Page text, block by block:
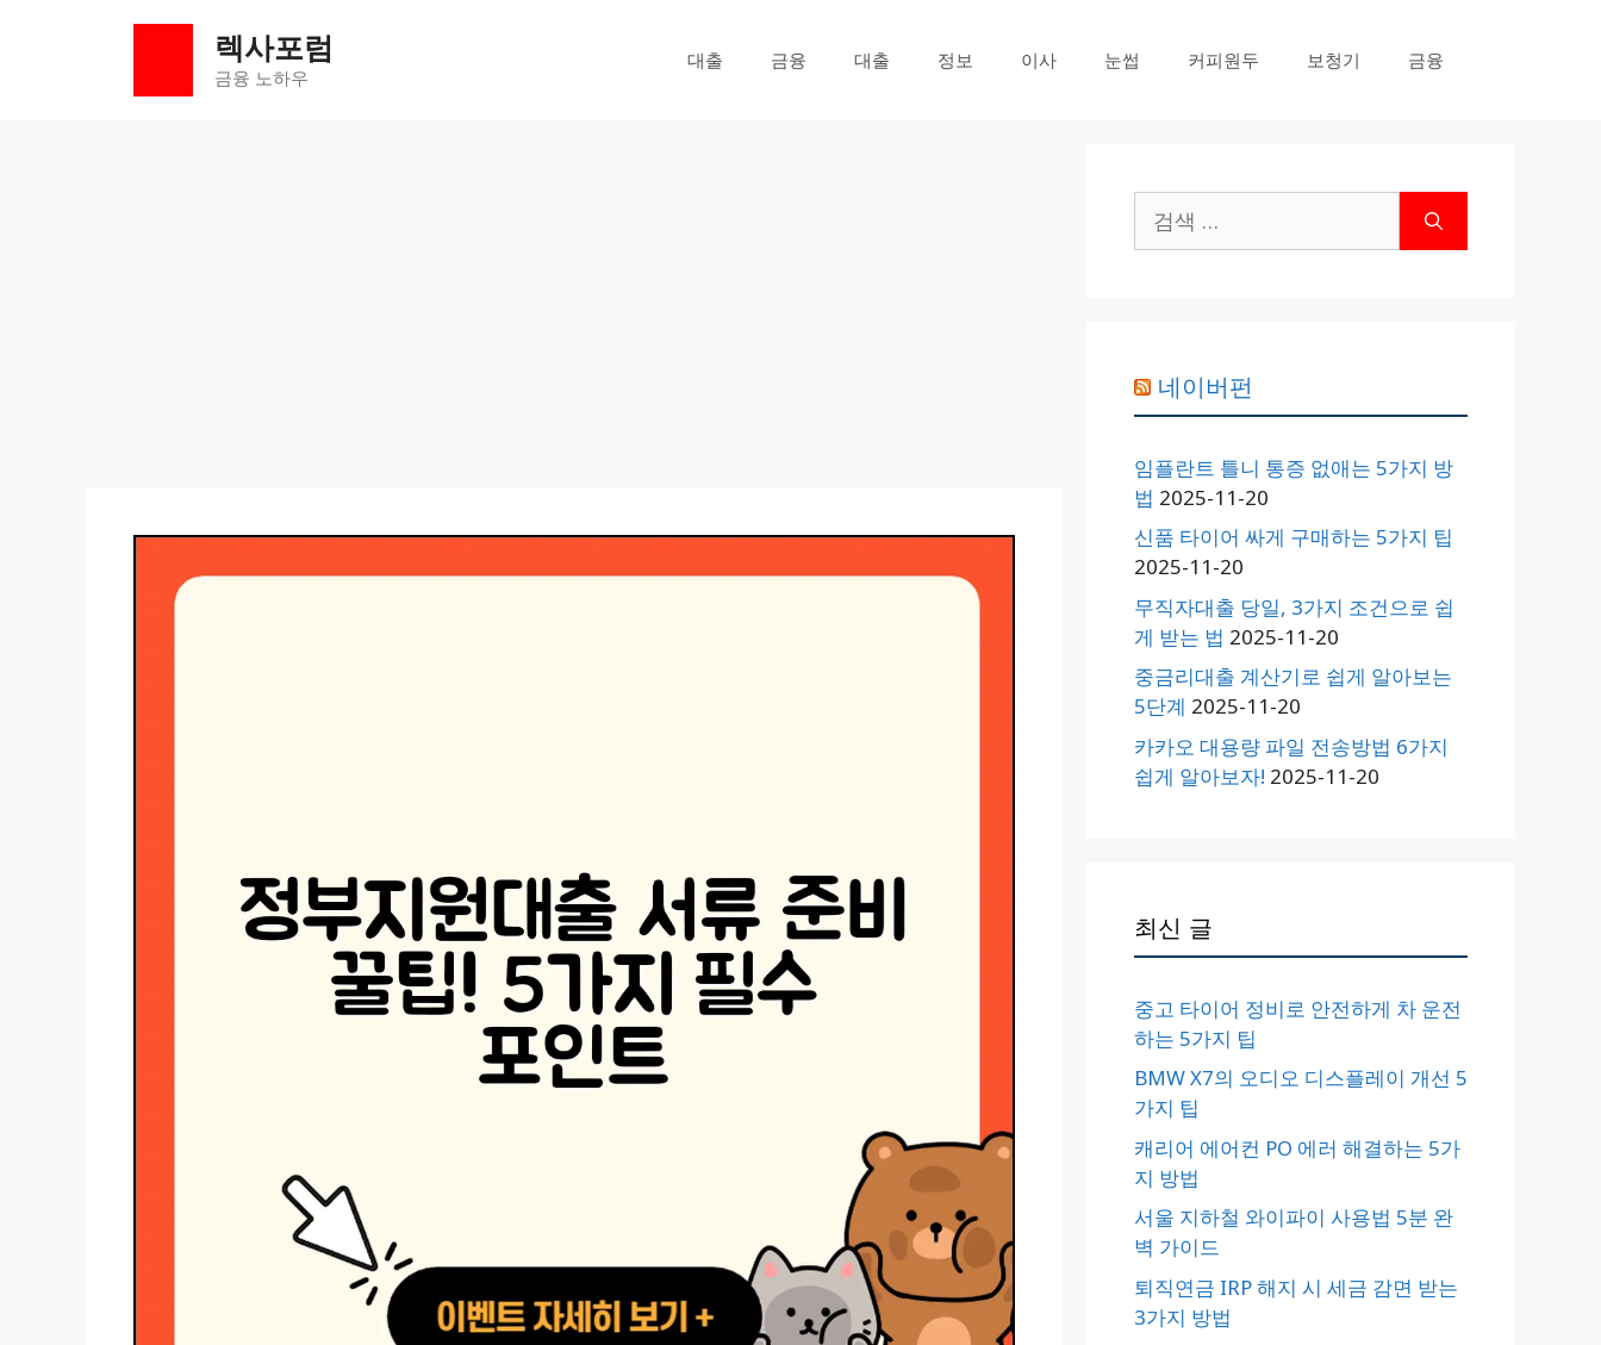
렉사포럼
금융 노하우
대출 금융 대출 정보 이사 눈썹 커피원두 보청기 금융
색:
네이버펀
임플란트 틀니 통증 없애는 5가지 방
법 2025-11-20
신품 타이어 싸게 구매하는 5가지 팁
2025-11-20
무직자대출 당일, 3가지 조건으로 쉽
게 받는 법 2025-11-20
중금리대출 계산기로 쉽게 알아보는
5단계 2025-11-20
카카오 대용량 파일 전송방법 6가지
쉽게 알아보자! 2025-11-20
최신 글
중고 타이어 정비로 안전하게 차 운전
하는 5가지 팁
BMW X7의 오디오 디스플레이 개선 5
가지 팁
캐리어 에어컨 PO 에러 해결하는 5가
지 방법
서울 지하철 와이파이 사용법 5분 완
벽 가이드
퇴직연금 IRP 해지 시 세금 감면 받는
3가지 방법